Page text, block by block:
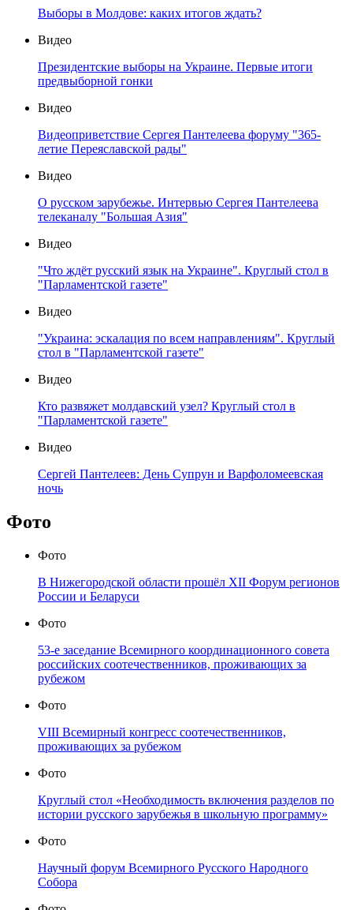
Выборы в Молдове: каких итогов ждать?
Видео
Президентские выборы на Украине. Первые итоги
предвыборной гонки
Видео
Видеоприветствие Сергея Пантелеева форуму "365-
летие Переяславской рады"
Видео
О русском зарубежье. Интервью Сергея Пантелеева
телеканалу "Большая Азия"
Видео
"Что ждёт русский язык на Украине". Круглый стол в
"Парламентской газете"
Видео
"Украина: эскалация по всем направлениям". Круглый
стол в "Парламентской газете"
Видео
Кто развяжет молдавский узел? Круглый стол в
"Парламентской газете"
Видео
Сергей Пантелеев: День Супрун и Варфоломеевская
ночь
Фото
Фото
В Нижегородской области прошёл XII Форум регионов
России и Беларуси
Фото
53-е заседание Всемирного координационного совета
российских соотечественников, проживающих за
рубежом
Фото
VIII Всемирный конгресс соотечественников,
проживающих за рубежом
Фото
Круглый стол «Необходимость включения разделов по
истории русского зарубежья в школьную программу»
Фото
Научный форум Всемирного Русского Народного
Собора